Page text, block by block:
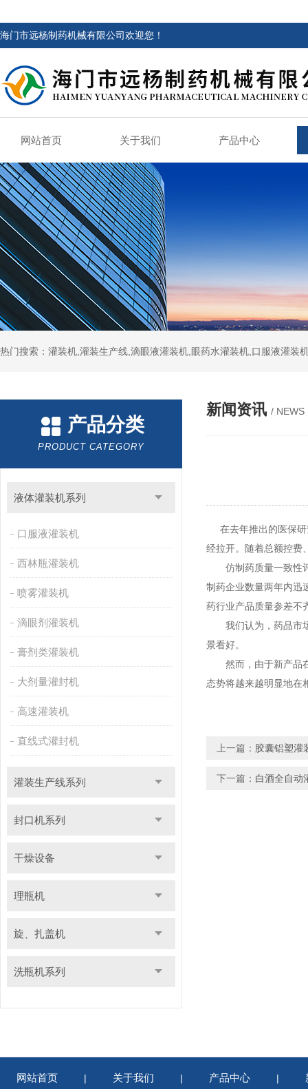
海门市远杨制药机械有限公司欢迎您！
网站首页 关于我们 产品中心
热门搜索：灌装机,灌装生产线,滴眼液灌装机,眼药水灌装机,口服液灌装
产品分类
PRODUCT CATEGORY
液体灌装机系列
口服液灌装机
西林瓶灌装机
喷雾灌装机
滴眼剂灌装机
膏剂类灌装机
大剂量灌封机
高速灌装机
直线式灌封机
灌装生产线系列
封口机系列
干燥设备
理瓶机
旋、扎盖机
洗瓶机系列
新闻资讯 / NEWS
在去年推出的医保研
经拉开。随着总额控费
仿制药质量一致性评
制药企业数量两年内迅
药行业产品质量参差
我们认为，药品市场
景看好。
然而，由于新产品在
态势将越来越明显地在
上一篇： 胶囊铝塑灌
下一篇： 白酒全自动
网站首页 | 关于我们 | 产品中心 |